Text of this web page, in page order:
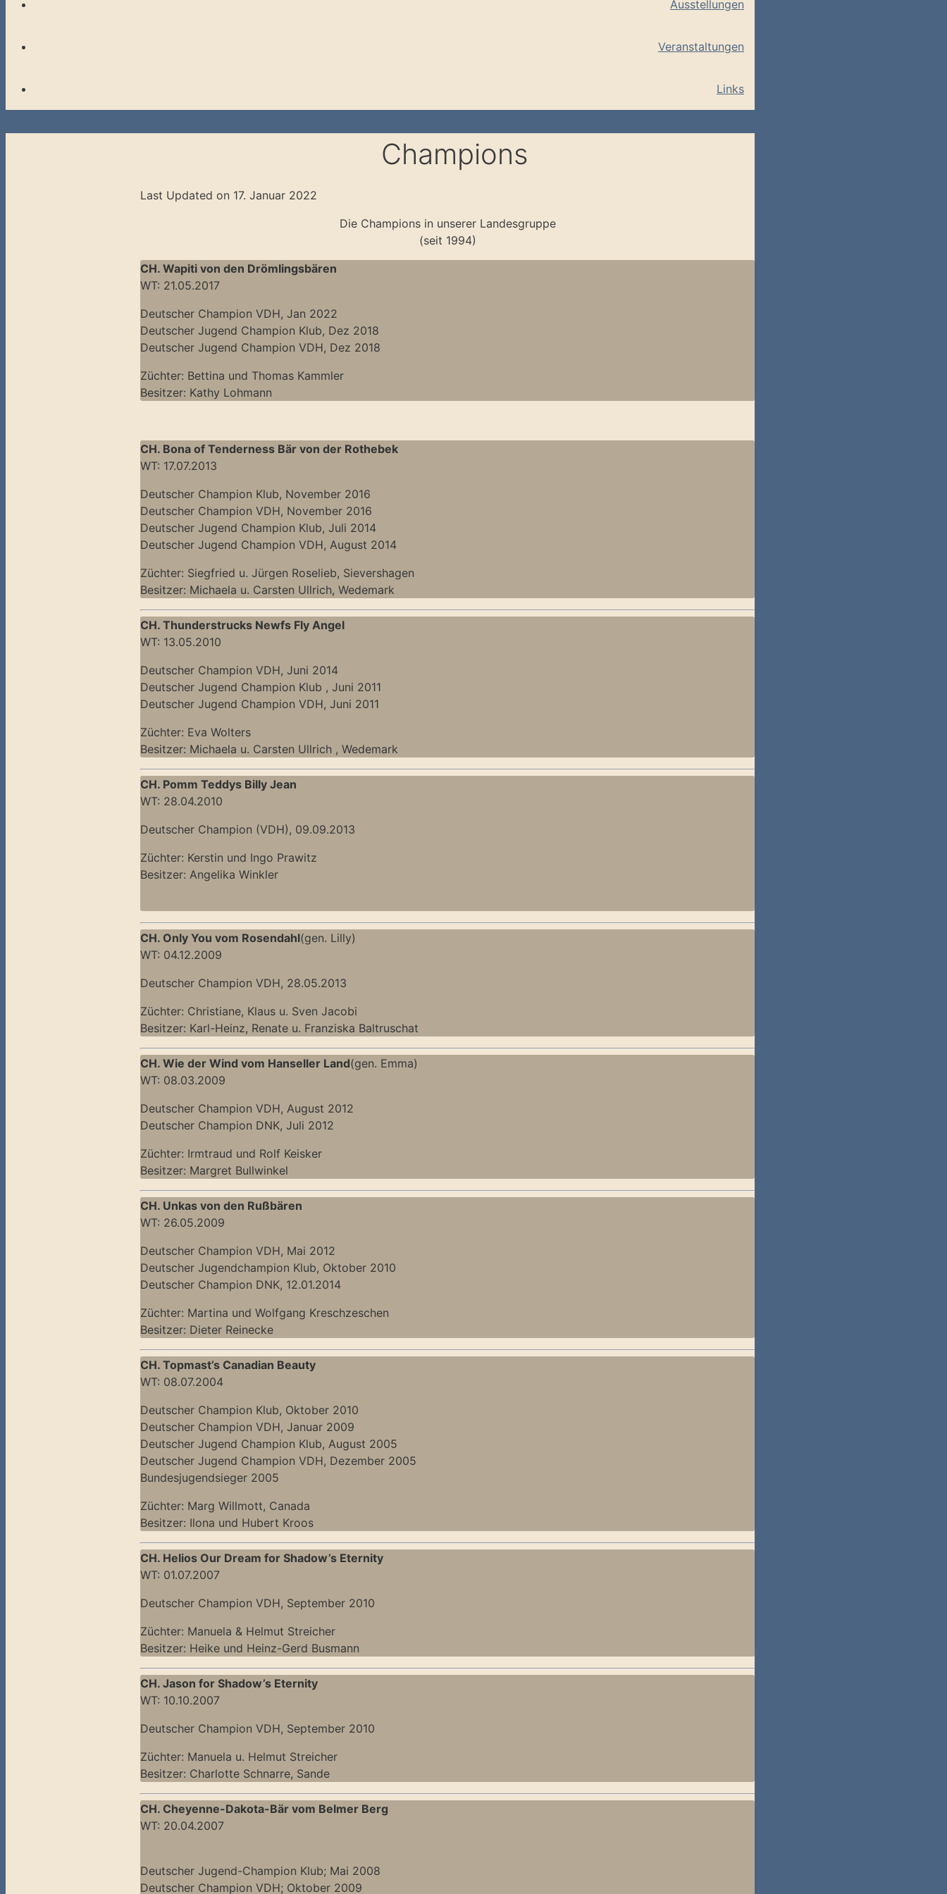
Ausstellungen
Veranstaltungen
Links
Champions
Last Updated on 17. Januar 2022
Die Champions in unserer Landesgruppe
(seit 1994)
CH. Wapiti von den Drömlingsbären
WT: 21.05.2017
Deutscher Champion VDH, Jan 2022
Deutscher Jugend Champion Klub, Dez 2018
Deutscher Jugend Champion VDH, Dez 2018
Züchter: Bettina und Thomas Kammler
Besitzer: Kathy Lohmann
CH. Bona of Tenderness Bär von der Rothebek
WT: 17.07.2013
Deutscher Champion Klub, November 2016
Deutscher Champion VDH, November 2016
Deutscher Jugend Champion Klub, Juli 2014
Deutscher Jugend Champion VDH, August 2014
Züchter: Siegfried u. Jürgen Roselieb, Sievershagen
Besitzer: Michaela u. Carsten Ullrich, Wedemark
CH. Thunderstrucks Newfs Fly Angel
WT: 13.05.2010
Deutscher Champion VDH, Juni 2014
Deutscher Jugend Champion Klub , Juni 2011
Deutscher Jugend Champion VDH, Juni 2011
Züchter: Eva Wolters
Besitzer: Michaela u. Carsten Ullrich , Wedemark
CH. Pomm Teddys Billy Jean
WT: 28.04.2010
Deutscher Champion (VDH), 09.09.2013
Züchter: Kerstin und Ingo Prawitz
Besitzer: Angelika Winkler
CH. Only You vom Rosendahl(gen. Lilly)
WT: 04.12.2009
Deutscher Champion VDH, 28.05.2013
Züchter: Christiane, Klaus u. Sven Jacobi
Besitzer: Karl-Heinz, Renate u. Franziska Baltruschat
CH. Wie der Wind vom Hanseller Land(gen. Emma)
WT: 08.03.2009
Deutscher Champion VDH, August 2012
Deutscher Champion DNK, Juli 2012
Züchter: Irmtraud und Rolf Keisker
Besitzer: Margret Bullwinkel
CH. Unkas von den Rußbären
WT: 26.05.2009
Deutscher Champion VDH, Mai 2012
Deutscher Jugendchampion Klub, Oktober 2010
Deutscher Champion DNK, 12.01.2014
Züchter: Martina und Wolfgang Kreschzeschen
Besitzer: Dieter Reinecke
CH. Topmast’s Canadian Beauty
WT: 08.07.2004
Deutscher Champion Klub, Oktober 2010
Deutscher Champion VDH, Januar 2009
Deutscher Jugend Champion Klub, August 2005
Deutscher Jugend Champion VDH, Dezember 2005
Bundesjugendsieger 2005
Züchter: Marg Willmott, Canada
Besitzer: Ilona und Hubert Kroos
CH. Helios Our Dream for Shadow’s Eternity
WT: 01.07.2007
Deutscher Champion VDH, September 2010
Züchter: Manuela & Helmut Streicher
Besitzer: Heike und Heinz-Gerd Busmann
CH. Jason for Shadow’s Eternity
WT: 10.10.2007
Deutscher Champion VDH, September 2010
Züchter: Manuela u. Helmut Streicher
Besitzer: Charlotte Schnarre, Sande
CH. Cheyenne-Dakota-Bär vom Belmer Berg
WT: 20.04.2007
Deutscher Jugend-Champion Klub; Mai 2008
Deutscher Champion VDH; Oktober 2009